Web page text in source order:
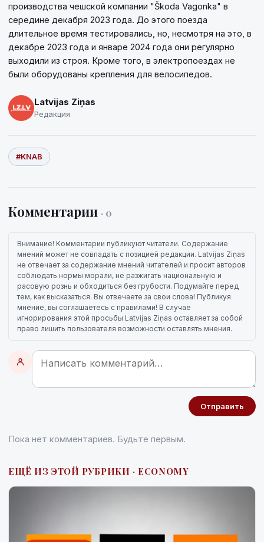
производства чешской компании "Škoda Vagonka" в
середине декабря 2023 года. До этого поезда
длительное время тестировались, но, несмотря на это, в
декабре 2023 года и январе 2024 года они регулярно
выходили из строя. Кроме того, в электропоездах не
были оборудованы крепления для велосипедов.
Latvijas Ziņas
Редакция
#KNAB
Комментарии · 0
Внимание! Комментарии публикуют читатели. Содержание
мнений может не совпадать с позицией редакции. Latvijas Ziņas
не отвечает за содержание мнений читателей и просит авторов
соблюдать нормы морали, не разжигать национальную и
расовую рознь и обходиться без грубости. Подумайте перед
тем, как высказаться. Вы отвечаете за свои слова! Публикуя
мнение, вы соглашаетесь с правилами! В случае
игнорирования этой просьбы Latvijas Ziņas оставляет за собой
право лишить пользователя возможности оставлять мнения.
Отправить
Пока нет комментариев. Будьте первым.
ЕЩЁ ИЗ ЭТОЙ РУБРИКИ · ECONOMY